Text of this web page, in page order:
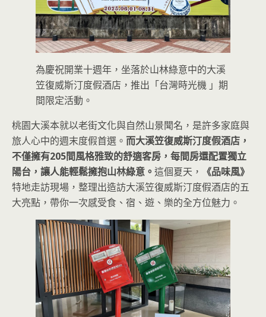
為慶祝開業十週年，坐落於山林綠意中的大溪
笠復威斯汀度假酒店，推出「台灣時光機 」期
間限定活動。
桃園大溪本就以老街文化與自然山景聞名，是許多家庭與
旅人心中的週末度假首選。 而大溪笠復威斯汀度假酒店，
不僅擁有205間風格雅致的舒適客房，每間房還配置獨立
陽台，讓人能輕鬆擁抱山林綠意。 這個夏天，
《品味風》
特地走訪現場，整理出造訪大溪笠復威斯汀度假酒店的五
大亮點，帶你一次感受食、宿、遊、樂的全方位魅力。